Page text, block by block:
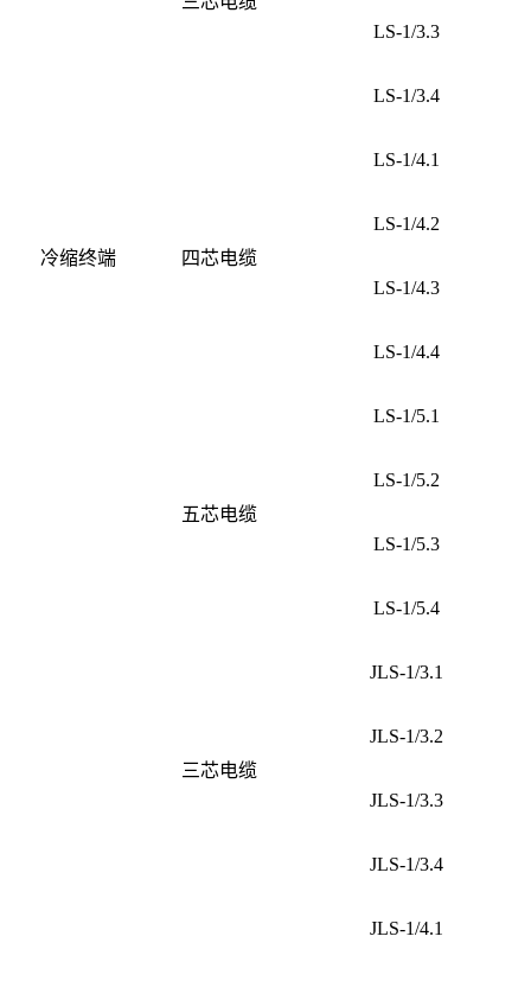
冷缩终端
LS-1/3.3
LS-1/3.4
四芯电缆
LS-1/4.1
LS-1/4.2
LS-1/4.3
LS-1/4.4
五芯电缆
LS-1/5.1
LS-1/5.2
LS-1/5.3
LS-1/5.4
三芯电缆
JLS-1/3.1
JLS-1/3.2
JLS-1/3.3
JLS-1/3.4
JLS-1/4.1